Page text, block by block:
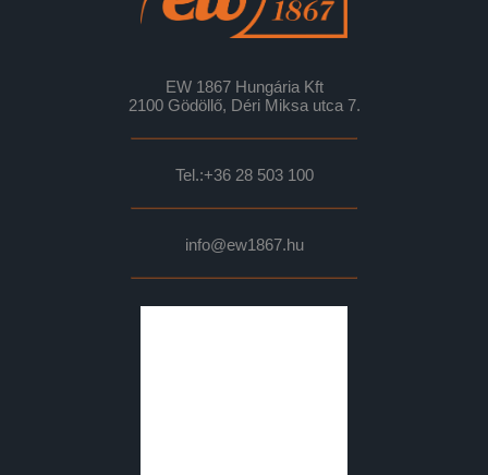
EW 1867 Hungária Kft
2100 Gödöllő, Déri Miksa utca 7.
Tel.:+36 28 503 100
info@ew1867.hu